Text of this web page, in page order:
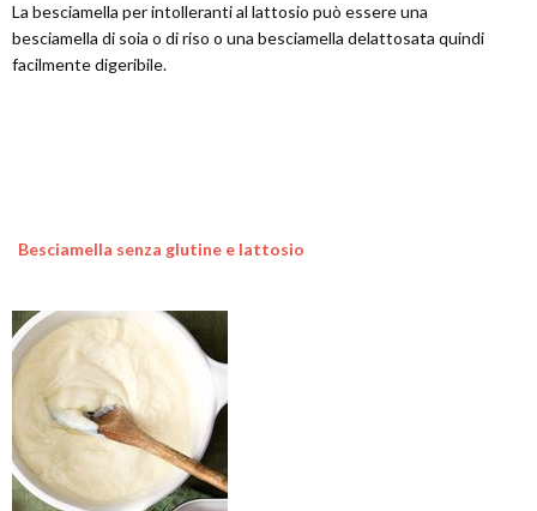
La besciamella per intolleranti al lattosio può essere una
besciamella di soia o di riso o una besciamella delattosata quindi
facilmente digeribile.
Besciamella senza glutine e lattosio